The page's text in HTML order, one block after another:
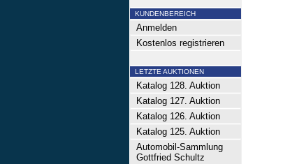
KUNDENBEREICH
Anmelden
Kostenlos registrieren
LETZTE AUKTIONEN
Katalog 128. Auktion
Katalog 127. Auktion
Katalog 126. Auktion
Katalog 125. Auktion
Automobil-Sammlung
Gottfried Schultz